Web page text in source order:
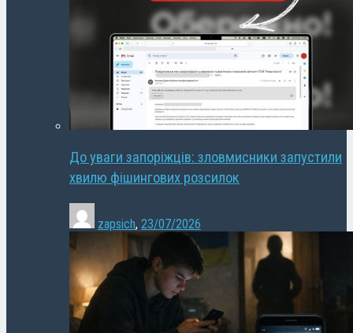
До уваги запоріжців: зловмисники запустили
хвилю фішингових розсилок
zapsich, 23/07/2026